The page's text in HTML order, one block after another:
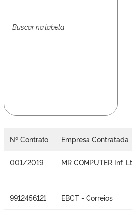
Nº Contrato Empresa Contratada
001/2019 MR COMPUTER Inf.
9912456121 EBCT - Correios